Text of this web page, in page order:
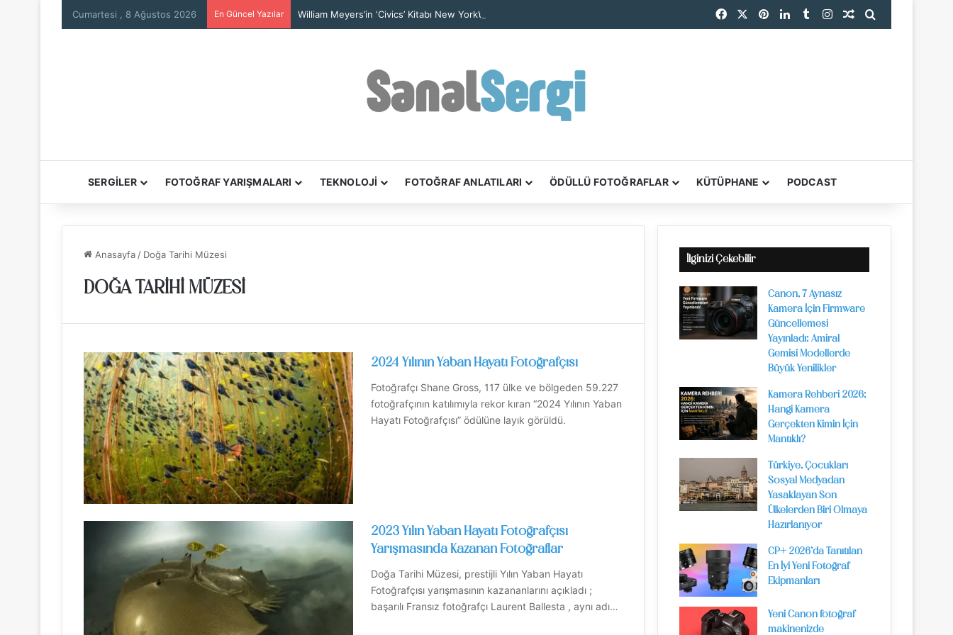
Cumartesi , 8 Ağustos 2026 En Güncel Yazılar William Meyers’in ‘Civics’ Kitabı New York’un Yurttaşlık Hikâyelerini Anlatıyor Facebook PinterestLinkedInTumblrInstagramRastgele Makale
SERGİLER FOTOĞRAF YARIŞMALARI TEKNOLOJİ FOTOĞRAF ANLATILARI ÖDÜLLÜ FOTOĞRAFLAR KÜTÜPHANE PODCAST
Anasayfa / Doğa Tarihi Müzesi
DOĞA TARIHI MÜZESI
2024 Yılının Yaban Hayatı Fotoğrafçısı
Fotoğrafçı Shane Gross, 117 ülke ve bölgeden 59.227
fotoğrafçının katılımıyla rekor kıran “2024 Yılının Yaban
Hayatı Fotoğrafçısı” ödülüne layık görüldü.
2023 Yılın Yaban Hayatı Fotoğrafçısı
Yarışmasında Kazanan Fotoğraflar
Doğa Tarihi Müzesi, prestijli Yılın Yaban Hayatı
Fotoğrafçısı yarışmasının kazananlarını açıkladı ;
başarılı Fransız fotoğrafçı Laurent Ballesta , aynı adı…
İlginizi Çekebilir
Canon, 7 Aynasız
Kamera İçin Firmware
Güncellemesi
Yayınladı: Amiral
Gemisi Modellerde
Büyük Yenilikler
Kamera Rehberi 2026:
Hangi Kamera
Gerçekten Kimin İçin
Mantıklı?
Türkiye, Çocukları
Sosyal Medyadan
Yasaklayan Son
Ülkelerden Biri Olmaya
Hazırlanıyor
CP+ 2026’da Tanıtılan
En İyi Yeni Fotoğraf
Ekipmanları
Yeni Canon fotoğraf
makinenizde